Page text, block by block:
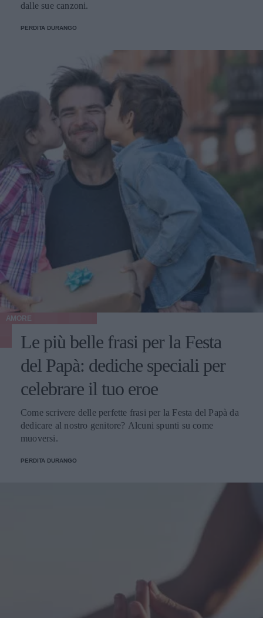
dalle sue canzoni.
PERDITA DURANGO
AMORE
Le più belle frasi per la Festa
del Papà: dediche speciali per
celebrare il tuo eroe
Come scrivere delle perfette frasi per la Festa del Papà da
dedicare al nostro genitore? Alcuni spunti su come
muoversi.
PERDITA DURANGO